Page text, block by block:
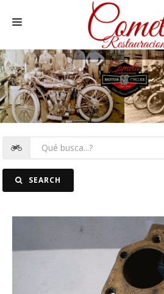
HOME
MOTOS NACIONALES Y OTRAS
REC. MOTOS
FOTOSSEARCH